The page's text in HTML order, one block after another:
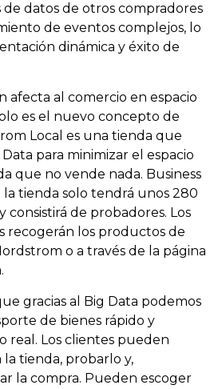
de datos de otros compradores
de eventos complejos, lo
dinámica y éxito de
afecta al comercio en espacio
es el nuevo concepto de
Local es una tienda que
para minimizar el espacio
que no vende nada. Business
la tienda solo tendrá unos 280
consistirá de probadores. Los
recogerán los productos de
o a través de la página
gracias al Big Data podemos
de bienes rápido y
real. Los clientes pueden
tienda, probarlo y,
la compra. Pueden escoger